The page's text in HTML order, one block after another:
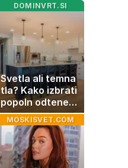
DOMINVRT.SI
Svetla ali temna
tla? Kako izbrati
popoln odtenek
za vaš dom
MOSKISVET.COM